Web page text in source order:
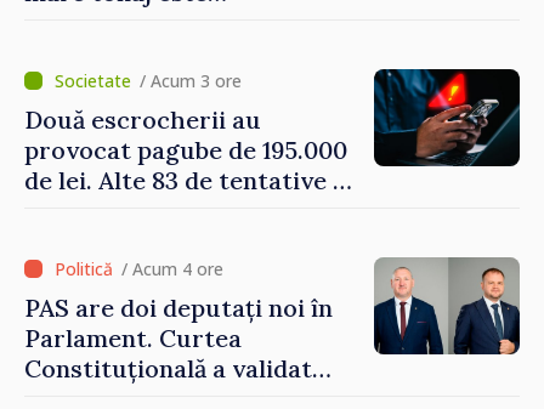
/ Acum 3 ore
Două escrocherii au
provocat pagube de 195.000
de lei. Alte 83 de tentative au
/ Acum 4 ore
PAS are doi deputați noi în
Parlament. Curtea
Constituțională a validat